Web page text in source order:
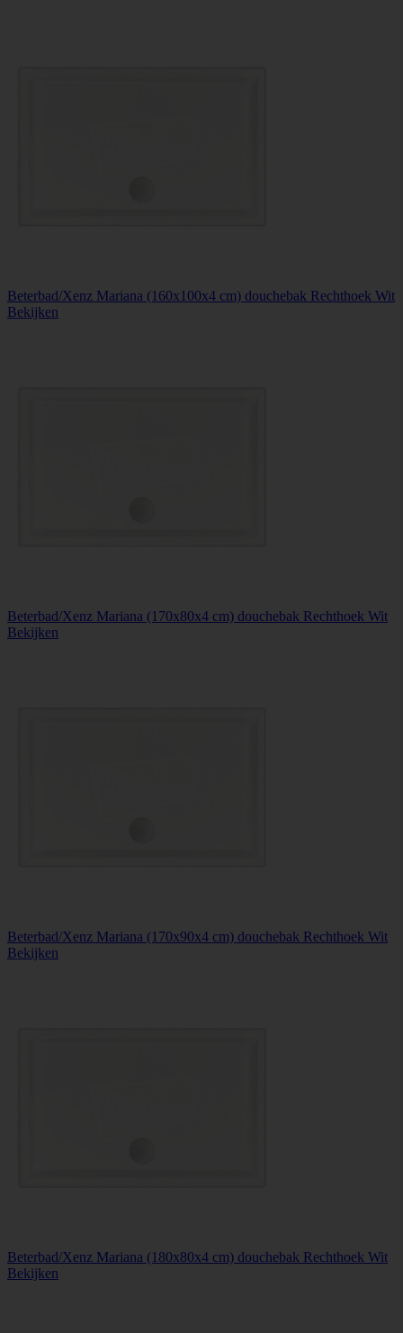
Beterbad/Xenz Mariana (160x100x4 cm) douchebak Rechthoek Wit
Bekijken
Beterbad/Xenz Mariana (170x80x4 cm) douchebak Rechthoek Wit
Bekijken
Beterbad/Xenz Mariana (170x90x4 cm) douchebak Rechthoek Wit
Bekijken
Beterbad/Xenz Mariana (180x80x4 cm) douchebak Rechthoek Wit
Bekijken